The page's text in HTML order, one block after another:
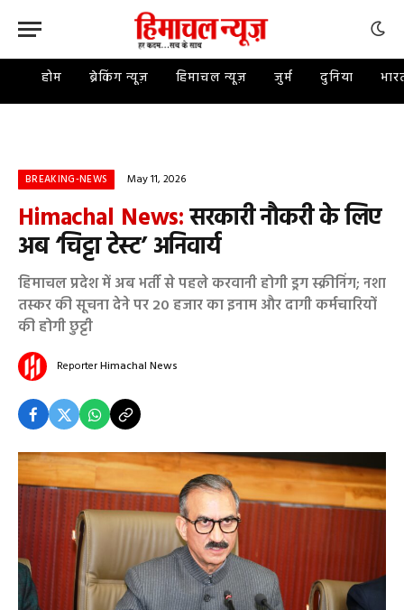
होम ब्रेकिंग न्यूज़ हिमाचल न्यूज़ जुर्म दुनिया
BREAKING-NEWS May 11, 2026
Himachal News:सरकारी नौकरी के लिए
अब ‘चिट्टा टेस्ट’ अनिवार्य
हिमाचल प्रदेश में अब भर्ती से पहले करवानी होगी ड्रग स्क्रीनिंग; नशा
तस्कर की सूचना देने पर 20 हजार का इनाम और दागी कर्मचारियों
की होगी छुट्टी
ReporterHimachal News